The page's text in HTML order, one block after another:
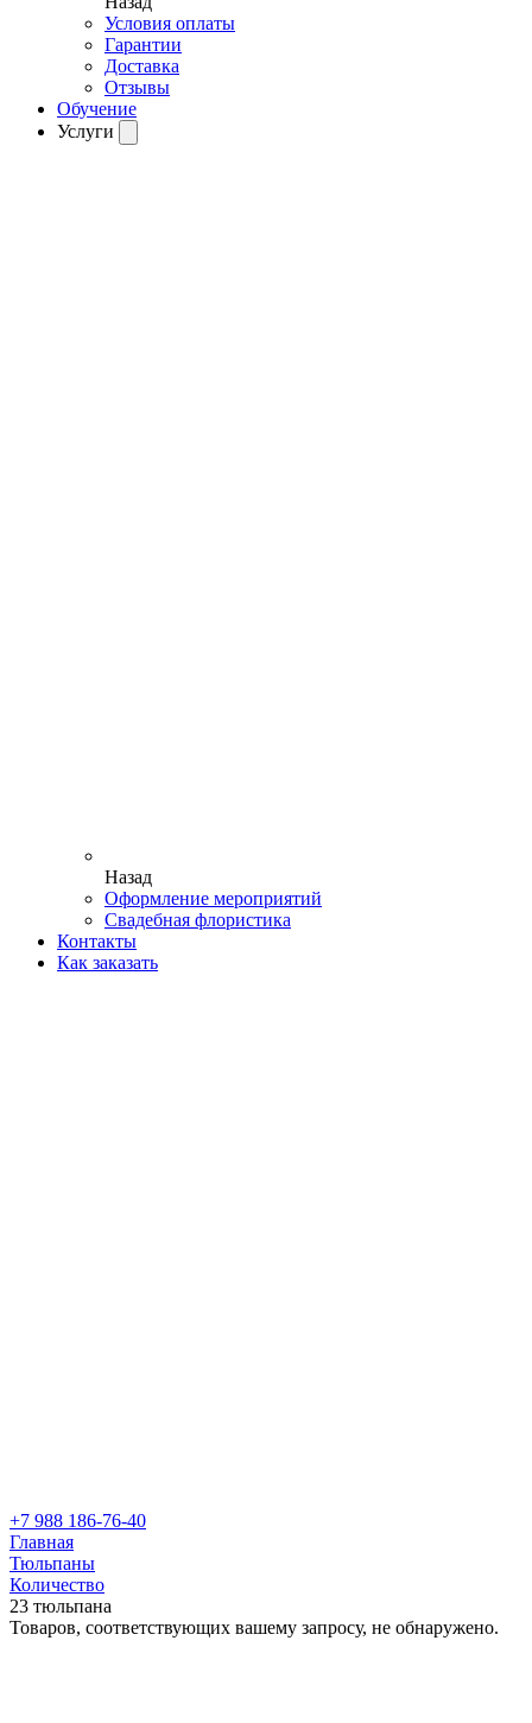
Условия оплаты
Гарантии
Доставка
Отзывы
Обучение
Услуги
Назад
Оформление мероприятий
Свадебная флористика
Контакты
Как заказать
+7 988 186-76-40
Главная
Тюльпаны
Количество
23 тюльпана
Товаров, соответствующих вашему запросу, не обнаружено.